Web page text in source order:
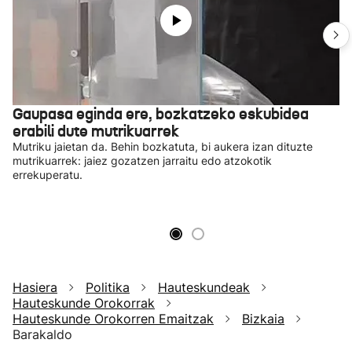
Gaupasa eginda ere, bozkatzeko eskubidea
erabili dute mutrikuarrek
Mutriku jaietan da. Behin bozkatuta, bi aukera izan dituzte
mutrikuarrek: jaiez gozatzen jarraitu edo atzokotik
errekuperatu.
Hasiera Politika
Hauteskundeak
Hauteskunde Orokorrak
Hauteskunde Orokorren Emaitzak
Bizkaia
Barakaldo